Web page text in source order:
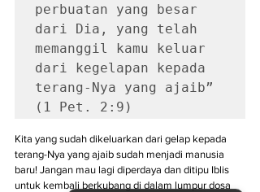
perbuatan yang besar
dari Dia, yang telah
memanggil kamu keluar
dari kegelapan kepada
terang-Nya yang ajaib”
(1 Pet. 2:9)
Kita yang sudah dikeluarkan dari gelap kepada
terang-Nya yang ajaib sudah menjadi manusia
baru! Jangan mau lagi diperdaya dan ditipu Iblis
untuk kembali berkubang di dalam lumpur dosa